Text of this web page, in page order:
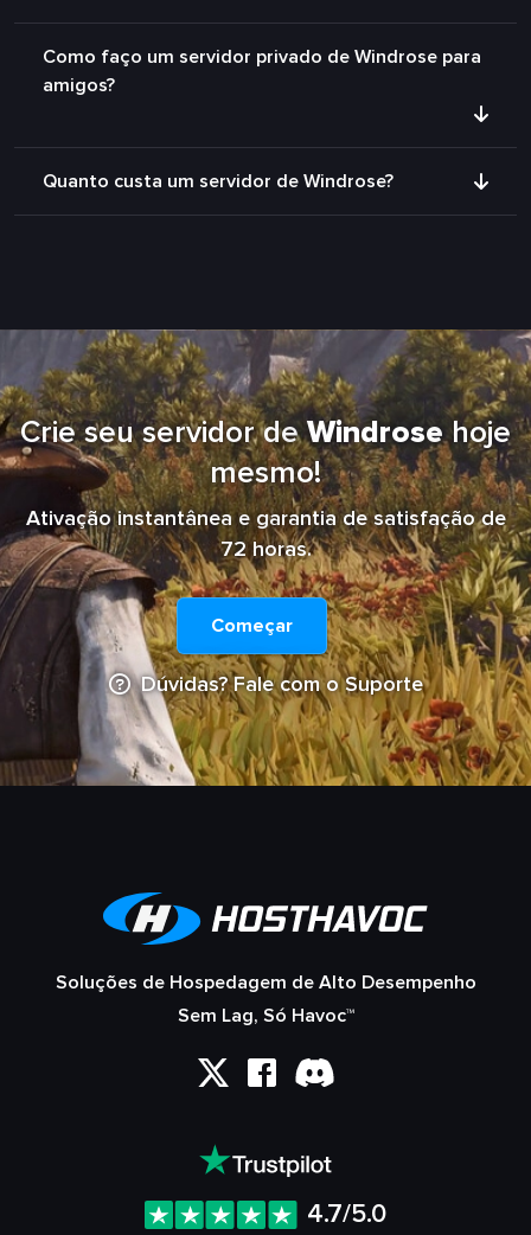
Como faço um servidor privado de Windrose para
amigos?
Quanto custa um servidor de Windrose?
Crie seu servidor deWindrosehoje
mesmo!
Ativação instantânea e garantia de satisfação de
72 horas.
Começar
Dúvidas? Fale com o Suporte
Soluções de Hospedagem de Alto Desempenho
Sem Lag, Só Havoc™
4.7/5.0